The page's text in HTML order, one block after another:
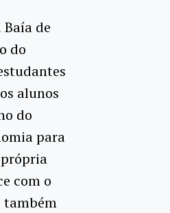
de
do
alunos
do
para
com o
também